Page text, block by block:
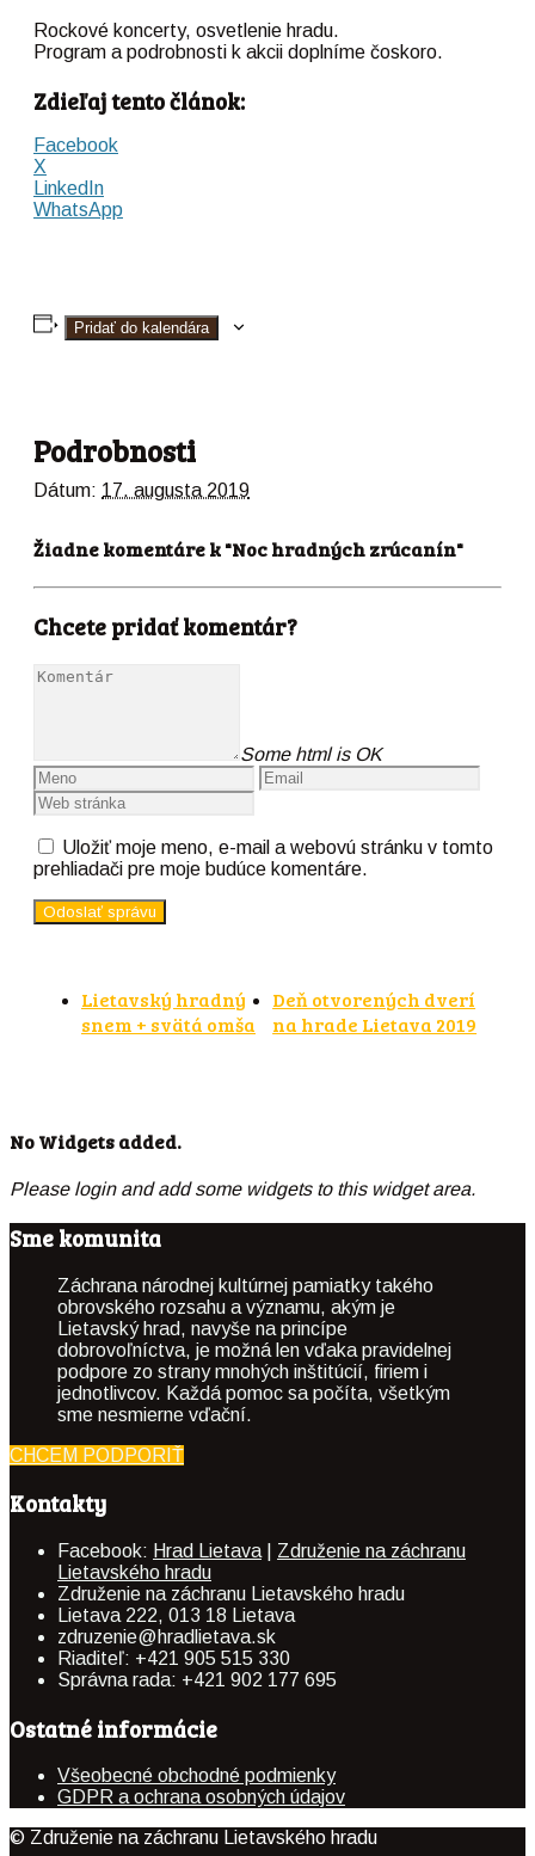
Rockové koncerty, osvetlenie hradu.
Program a podrobnosti k akcii doplníme čoskoro.
Zdieľaj tento článok:
Facebook
X
LinkedIn
WhatsApp
Pridať do kalendára
Podrobnosti
Dátum: 17. augusta 2019
Žiadne komentáre k "Noc hradných zrúcanín"
Chcete pridať komentár?
Some html is OK
Uložiť moje meno, e-mail a webovú stránku v tomto
prehliadači pre moje budúce komentáre.
Lietavský hradný
snem + svätá omša
Deň otvorených dverí
na hrade Lietava 2019
No Widgets added.
Please login and add some widgets to this widget area.
Sme komunita
Záchrana národnej kultúrnej pamiatky takého
obrovského rozsahu a významu, akým je
Lietavský hrad, navyše na princípe
dobrovoľníctva, je možná len vďaka pravidelnej
podpore zo strany mnohých inštitúcií, firiem i
jednotlivcov. Každá pomoc sa počíta, všetkým
sme nesmierne vďační.
CHCEM PODPORIŤ
Kontakty
Facebook: Hrad Lietava
Združenie na záchranu
Lietavského hradu
Združenie na záchranu Lietavského hradu
Lietava 222, 013 18 Lietava
zdruzenie@hradlietava.sk
Riaditeľ: +421 905 515 330
Správna rada: +421 902 177 695
Ostatné informácie
Všeobecné obchodné podmienky
GDPR a ochrana osobných údajov
© Združenie na záchranu Lietavského hradu